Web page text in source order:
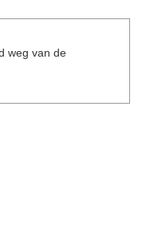
weg van de